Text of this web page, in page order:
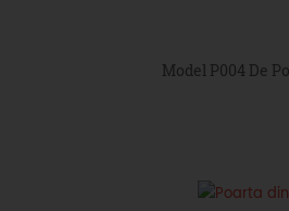
Model P004 De